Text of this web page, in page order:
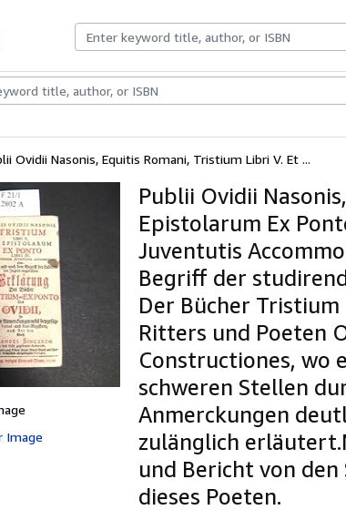
Rare BooksArt & Collectibles
Ovidii Nasonis, Equitis Romani, Tristium Libri V. Et ...
Image
Publii Ovidii
Epistolarum Ex
Juventutis
Begriff der
Der Bücher Tristium
Ritters und Poeten
Constructiones, wo
schweren Stellen
Anmerckungen
zulänglich
und Bericht von
dieses Poeten.